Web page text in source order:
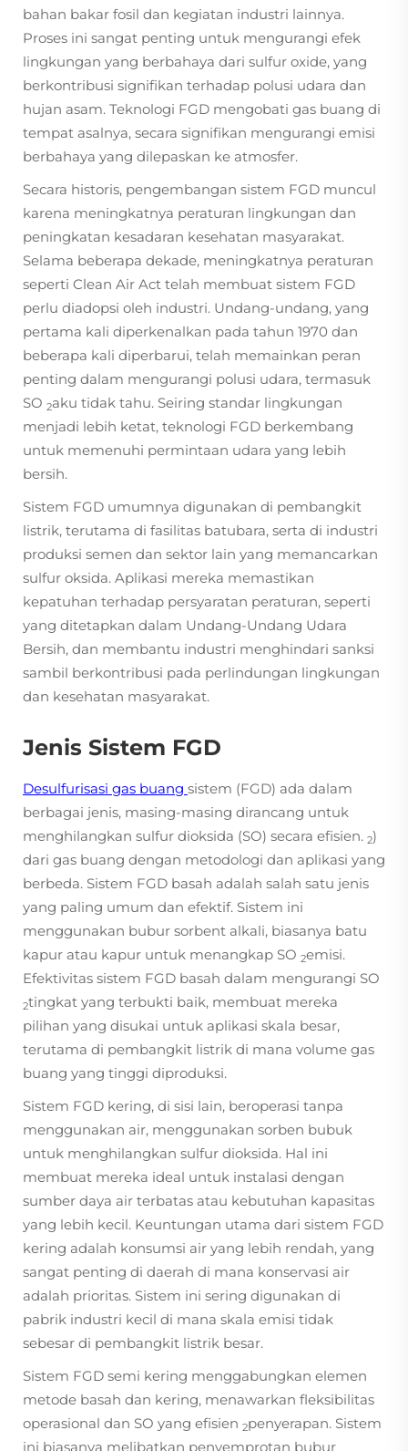
bahan bakar fosil dan kegiatan industri lainnya.
Proses ini sangat penting untuk mengurangi efek
lingkungan yang berbahaya dari sulfur oxide, yang
berkontribusi signifikan terhadap polusi udara dan
hujan asam. Teknologi FGD mengobati gas buang di
tempat asalnya, secara signifikan mengurangi emisi
berbahaya yang dilepaskan ke atmosfer.
Secara historis, pengembangan sistem FGD muncul
karena meningkatnya peraturan lingkungan dan
peningkatan kesadaran kesehatan masyarakat.
Selama beberapa dekade, meningkatnya peraturan
seperti Clean Air Act telah membuat sistem FGD
perlu diadopsi oleh industri. Undang-undang, yang
pertama kali diperkenalkan pada tahun 1970 dan
beberapa kali diperbarui, telah memainkan peran
penting dalam mengurangi polusi udara, termasuk
SO 2aku tidak tahu. Seiring standar lingkungan
menjadi lebih ketat, teknologi FGD berkembang
untuk memenuhi permintaan udara yang lebih
bersih.
Sistem FGD umumnya digunakan di pembangkit
listrik, terutama di fasilitas batubara, serta di industri
produksi semen dan sektor lain yang memancarkan
sulfur oksida. Aplikasi mereka memastikan
kepatuhan terhadap persyaratan peraturan, seperti
yang ditetapkan dalam Undang-Undang Udara
Bersih, dan membantu industri menghindari sanksi
sambil berkontribusi pada perlindungan lingkungan
dan kesehatan masyarakat.
Jenis Sistem FGD
Desulfurisasi gas buang sistem (FGD) ada dalam
berbagai jenis, masing-masing dirancang untuk
menghilangkan sulfur dioksida (SO) secara efisien. 2)
dari gas buang dengan metodologi dan aplikasi yang
berbeda. Sistem FGD basah adalah salah satu jenis
yang paling umum dan efektif. Sistem ini
menggunakan bubur sorbent alkali, biasanya batu
kapur atau kapur untuk menangkap SO 2emisi.
Efektivitas sistem FGD basah dalam mengurangi SO
2tingkat yang terbukti baik, membuat mereka
pilihan yang disukai untuk aplikasi skala besar,
terutama di pembangkit listrik di mana volume gas
buang yang tinggi diproduksi.
Sistem FGD kering, di sisi lain, beroperasi tanpa
menggunakan air, menggunakan sorben bubuk
untuk menghilangkan sulfur dioksida. Hal ini
membuat mereka ideal untuk instalasi dengan
sumber daya air terbatas atau kebutuhan kapasitas
yang lebih kecil. Keuntungan utama dari sistem FGD
kering adalah konsumsi air yang lebih rendah, yang
sangat penting di daerah di mana konservasi air
adalah prioritas. Sistem ini sering digunakan di
pabrik industri kecil di mana skala emisi tidak
sebesar di pembangkit listrik besar.
Sistem FGD semi kering menggabungkan elemen
metode basah dan kering, menawarkan fleksibilitas
operasional dan SO yang efisien 2penyerapan. Sistem
ini biasanya melibatkan penyemprotan bubur